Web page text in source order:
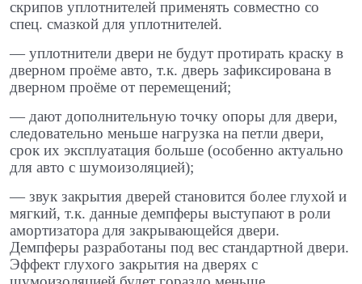
скрипов уплотнителей применять совместно со
спец. смазкой для уплотнителей.
​— уплотнители двери не будут протирать краску в
дверном проёме авто, т.к. дверь зафиксирована в
дверном проёме от перемещений; ​
— дают дополнительную точку опоры для двери,
следовательно меньше нагрузка на петли двери,
срок их эксплуатация больше (особенно актуально
для авто с шумоизоляцией);
​— звук закрытия дверей становится более глухой и
мягкий, т.к. данные демпферы выступают в роли
амортизатора для закрывающейся двери.
Демпферы разработаны под вес стандартной двери.
Эффект глухого закрытия на дверях с